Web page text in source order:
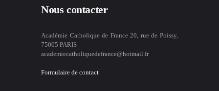
Nous contacter
Académie Catholique de France 20, rue de Poissy,
75005 PARIS
academiecatholiquedefrance@hotmail.fr
Formulaire de contact